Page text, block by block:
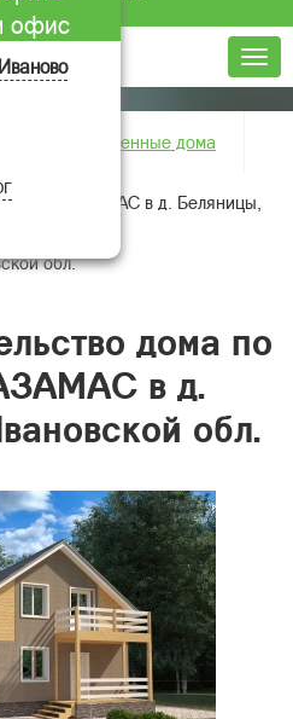
офис
Построенные дома
проекту АЗАМАС в д. Беляницы,
обл.
дома по
в д.
обл.